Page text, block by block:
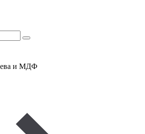
и МДФ